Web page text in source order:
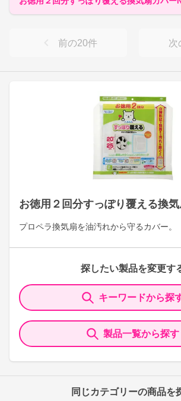
お徳用２回分すっぽり覆える換
プロペラ換気扇を油汚れから守るカバー。
探したい製品を変更す
キーワードから探
製品一覧から探す
同じカテゴリーの商品を
前の20件 次